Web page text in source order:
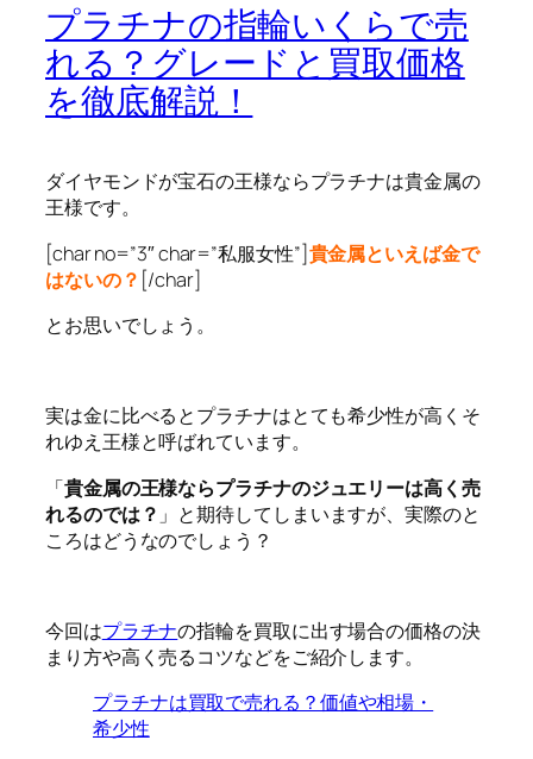
プラチナの指輪いくらで売
れる？グレードと買取価格
を徹底解説！
ダイヤモンドが宝石の王様ならプラチナは貴金属の
王様です。
[char no=”3″ char=”私服女性”]貴金属といえば金で
はないの？ [/char]
とお思いでしょう。
実は金に比べるとプラチナはとても希少性が高くそ
れゆえ王様と呼ばれています。
「貴金属の王様ならプラチナのジュエリーは高く売
れるのでは？ 」と期待してしまいますが、実際のと
ころはどうなのでしょう？
今回はプラチナの指輪を買取に出す場合の価格の決
まり方や高く売るコツなどをご紹介します。
プラチナは買取で売れる？価値や相場・
希少性